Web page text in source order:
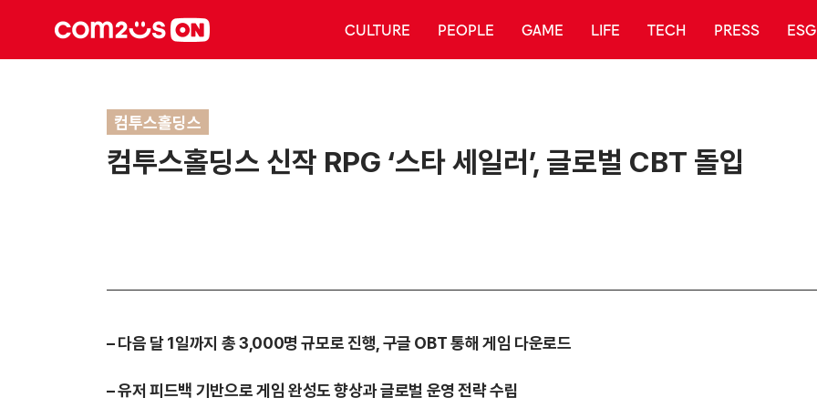
CULTURE PEOPLE GAME LIFE TECH PRESS ESG
컴투스홀딩스
컴투스홀딩스 신작 RPG ‘스타 세일러’, 글로벌 CBT 돌입
–다음 달 1일까지 총 3,000명 규모로 진행, 구글 OBT 통해 게임 다운로드
–유저 피드백 기반으로 게임 완성도 향상과 글로벌 운영 전략 수립